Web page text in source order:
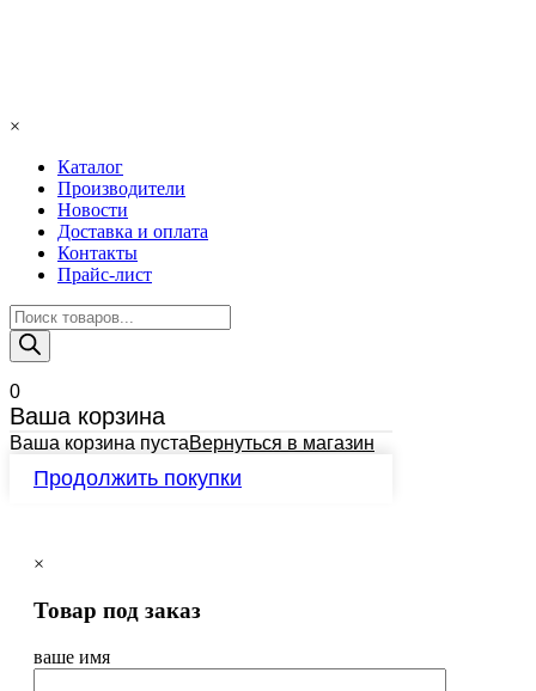
×
Каталог
Производители
Новости
Доставка и оплата
Контакты
Прайс-лист
Поиск
товаров
0
Ваша корзина
Ваша корзина пустаВернуться в магазин
Продолжить покупки
×
Товар под заказ
ваше имя